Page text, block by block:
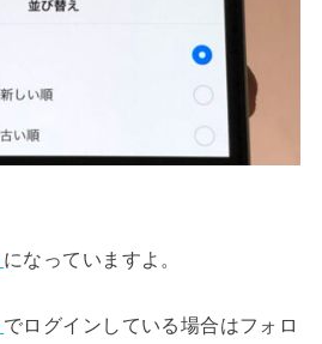
になっていますよ。
でログインしている場合はフォロ